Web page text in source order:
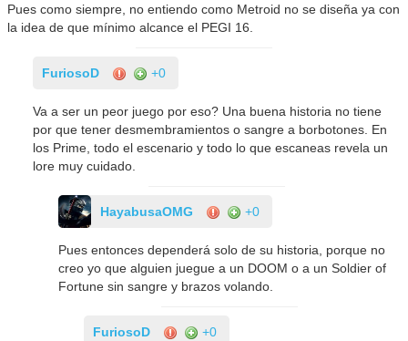
Pues como siempre, no entiendo como Metroid no se diseña ya con
la idea de que mínimo alcance el PEGI 16.
FuriosoD +0
Va a ser un peor juego por eso? Una buena historia no tiene
por que tener desmembramientos o sangre a borbotones. En
los Prime, todo el escenario y todo lo que escaneas revela un
lore muy cuidado.
HayabusaOMG +0
Pues entonces dependerá solo de su historia, porque no
creo yo que alguien juegue a un DOOM o a un Soldier of
Fortune sin sangre y brazos volando.
FuriosoD +0